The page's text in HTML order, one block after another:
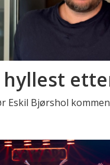
hyllest
Eskil Bjørshol